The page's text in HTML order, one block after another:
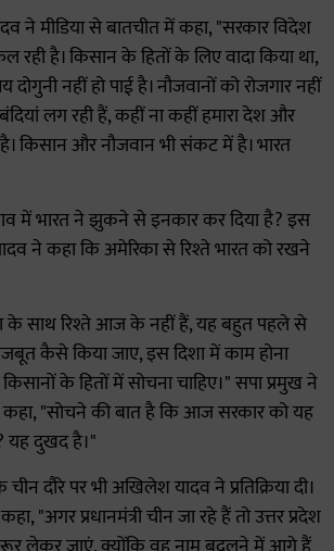
ने मीडिया से बातचीत में कहा, "सरकार विदेश
रही है। किसान के हितों के लिए वादा किया था,
नहीं हो पाई है। नौजवानों को रोजगार नहीं
लग रही हैं, कहीं ना कहीं हमारा देश और
किसान और नौजवान भी संकट में है। भारत
में भारत ने झुकने से इनकार कर दिया है? इस
ने कहा कि अमेरिका से रिश्ते भारत को रखने
के साथ रिश्ते आज के नहीं हैं, यह बहुत पहले से
कैसे किया जाए, इस दिशा में काम होना
किसानों के हितों में सोचना चाहिए।" सपा प्रमुख ने
"सोचने की बात है कि आज सरकार को यह
यह दुखद है।"
के चीन दौरे पर भी अखिलेश यादव ने प्रतिक्रिया दी।
"अगर प्रधानमंत्री चीन जा रहे हैं तो उत्तर प्रदेश